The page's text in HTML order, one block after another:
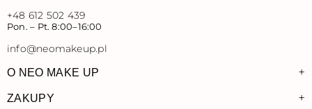
+48 612 502 439
Pon. – Pt. 8:00–16:00
info@neomakeup.pl
O NEO MAKE UP +
ZAKUPY +